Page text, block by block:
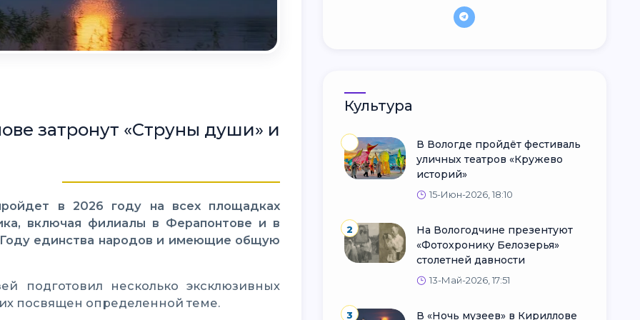
затронут «Струны души» и
включая филиалы в Ферапонтове и в
единства народов и имеющие общую
посвящен определенной теме.
Культура
В Вологде пройдёт фестиваль
уличных театров «Кружево
историй»
15-Июн-2026, 18:10
2
На Вологодчине презентуют
«Фотохронику Белозерья»
столетней давности
13-Май-2026, 17:51
3 В «Ночь музеев» в Кириллове